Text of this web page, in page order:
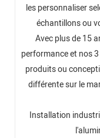
les personnaliser
échantillons ou
Avec plus de 15
performance et nos
produits ou
différente sur le
Installation